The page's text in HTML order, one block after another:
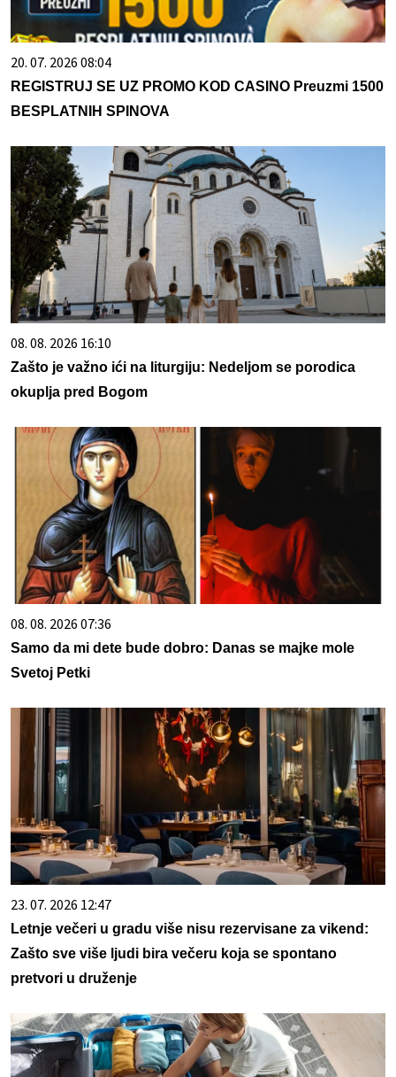
20. 07. 2026 08:04
REGISTRUJ SE UZ PROMO KOD CASINO Preuzmi 1500
BESPLATNIH SPINOVA
08. 08. 2026 16:10
Zašto je važno ići na liturgiju: Nedeljom se porodica
okuplja pred Bogom
08. 08. 2026 07:36
Samo da mi dete bude dobro: Danas se majke mole
Svetoj Petki
23. 07. 2026 12:47
Letnje večeri u gradu više nisu rezervisane za vikend:
Zašto sve više ljudi bira večeru koja se spontano
pretvori u druženje